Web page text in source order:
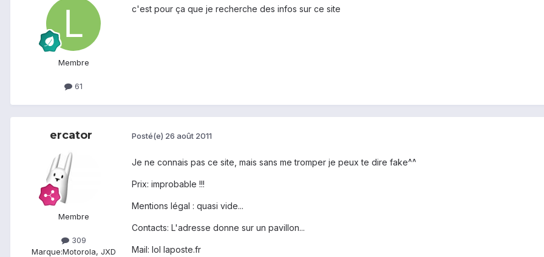
Membre
61
c'est pour ça que je recherche des infos sur ce site
ercator
Membre
309
Marque:Motorola, JXD
Posté(e) 26 août 2011
Je ne connais pas ce site, mais sans me tromper je peux te dire fake^^
Prix: improbable !!!
Mentions légal : quasi vide...
Contacts: L'adresse donne sur un pavillon...
Mail: lol laposte.fr